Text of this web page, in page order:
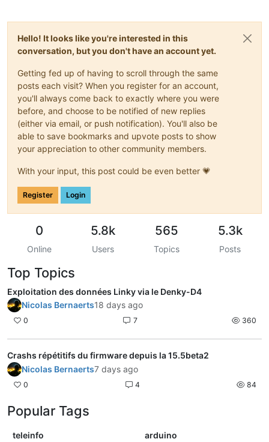
Hello! It looks like you're interested in this
conversation, but you don't have an account yet.
Getting fed up of having to scroll through the same
posts each visit? When you register for an account,
you'll always come back to exactly where you were
before, and choose to be notified of new replies
(either via email, or push notification). You'll also be
able to save bookmarks and upvote posts to show
your appreciation to other community members.
With your input, this post could be even better 💗
Register Login
0
Online
5.8k
Users
565
Topics
5.3k
Posts
Top Topics
Exploitation des données Linky via le Denky-D4
Nicolas Bernaerts18 days ago
0 7 360
Crashs répétitifs du firmware depuis la 15.5beta2
Nicolas Bernaerts7 days ago
0 4 84
Popular Tags
teleinfo arduino